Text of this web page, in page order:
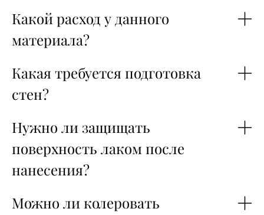
Какой расход у данного
материала?
Какая требуется подготовка
стен?
Нужно ли защищать
поверхность лаком после
нанесения?
Можно ли колеровать